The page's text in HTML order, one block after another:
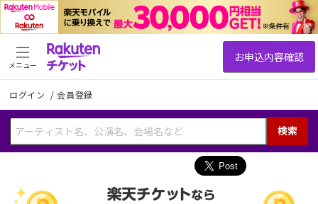
ログイン /会員登録
検索
メニュー